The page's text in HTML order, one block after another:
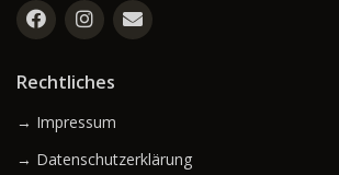
Rechtliches
→ Impressum
→ Datenschutzerklärung